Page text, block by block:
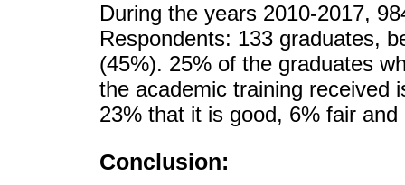
During the years 2010-2017,
Respondents: 133 graduates,
(45%). 25% of the graduates
the academic training received
23% that it is good, 6% fair
Conclusion: